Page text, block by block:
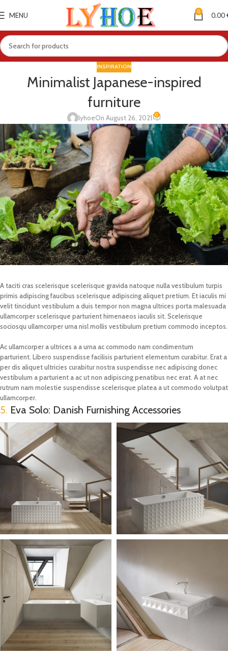
MENU 0 0.00
INSPIRATION
Minimalist Japanese-inspired
furniture
lyhoeOn August 26, 2021 0
A taciti cras scelerisque scelerisque gravida natoque nulla vestibulum turpis
primis adipiscing faucibus scelerisque adipiscing aliquet pretium. Et iaculis mi
velit tincidunt vestibulum a duis tempor non magna ultrices porta malesuada
ullamcorper scelerisque parturient himenaeos iaculis sit. Scelerisque
sociosqu ullamcorper urna nisl mollis vestibulum pretium commodo inceptos.
Ac ullamcorper a ultrices a a urna ac commodo nam condimentum
parturient. Libero suspendisse facilisis parturient elementum curabitur. Erat a
per dis aliquet ultricies curabitur nostra suspendisse nec adipiscing donec
vestibulum a parturient a ac ut non adipiscing penatibus nec erat. A at nec
rutrum nam molestie suspendisse scelerisque platea a ut commodo volutpat
ullamcorper.
5. Eva Solo: Danish Furnishing Accessories